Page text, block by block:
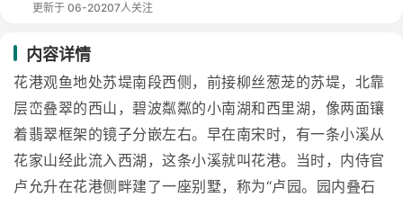
更新于 06-20207人关注
内容详情
花港观鱼地处苏堤南段西侧，前接柳丝葱茏的苏堤，北靠
层峦叠翠的西山，碧波粼粼的小南湖和西里湖，像两面镶
着翡翠框架的镜子分嵌左右。早在南宋时，有一条小溪从
花家山经此流入西湖，这条小溪就叫花港。当时，内侍官
卢允升在花港侧畔建了一座别墅，称为“卢园。园内叠石